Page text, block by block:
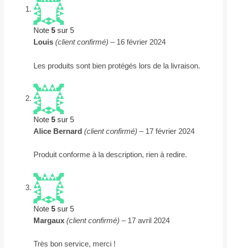
Note5 sur 5
Louis(client confirmé) – 16 février 2024
Les produits sont bien protégés lors de la livraison.
Note5 sur 5
Alice Bernard(client confirmé) – 17 février 2024
Produit conforme à la description, rien à redire.
Note5 sur 5
Margaux(client confirmé) – 17 avril 2024
Très bon service, merci !